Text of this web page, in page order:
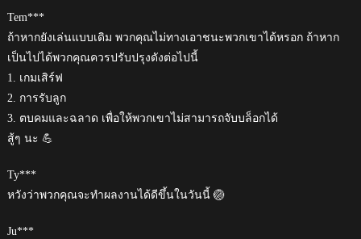
Tem***
ถ้าหากยังเล่นแบบเดิม พวกคุณไม่ทางเอาชนะพวกเขาได้หรอก ถ้าหาก
เป็นไปได้พวกคุณควรปรับปรุงดังต่อไปนี้
1. เกมเสิร์ฟ
2. การรับลูก
3. ตบคมและฉลาด เพื่อให้พวกเขาไม่สามารถจับบล็อกได้
สู้ๆ นะ 💪
Ty***
หวังว่าพวกคุณจะทำผลงานได้ดีขึ้นในวันนี้ 🏐
Ju***